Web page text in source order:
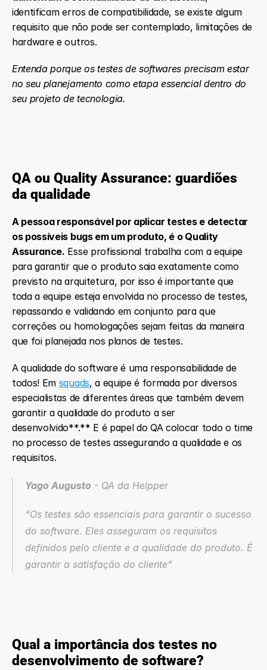
identificam erros de compatibilidade, se existe algum
requisito que não pode ser contemplado, limitações de
hardware e outros.
Entenda porque os testes de softwares precisam estar
no seu planejamento como etapa essencial dentro do
seu projeto de tecnologia.
QA ou Quality Assurance: guardiões
da qualidade
A pessoa responsável por aplicar testes e detectar
os possíveis bugs em um produto, é o Quality
Assurance. Esse profissional trabalha com a equipe
para garantir que o produto saia exatamente como
previsto na arquitetura, por isso é importante que
toda a equipe esteja envolvida no processo de testes,
repassando e validando em conjunto para que
correções ou homologações sejam feitas da maneira
que foi planejada nos planos de testes.
A qualidade do software é uma responsabilidade de
todos! Em squads, a equipe é formada por diversos
especialistas de diferentes áreas que também devem
garantir a qualidade do produto a ser
desenvolvido**.** E é papel do QA colocar todo o time
no processo de testes assegurando a qualidade e os
requisitos.
Yago Augusto - QA da Helpper
“Os testes são essenciais para garantir o sucesso
do software. Eles asseguram os requisitos
definidos pelo cliente e a qualidade do produto. É
garantir a satisfação do cliente”
Qual a importância dos testes no
desenvolvimento de software?